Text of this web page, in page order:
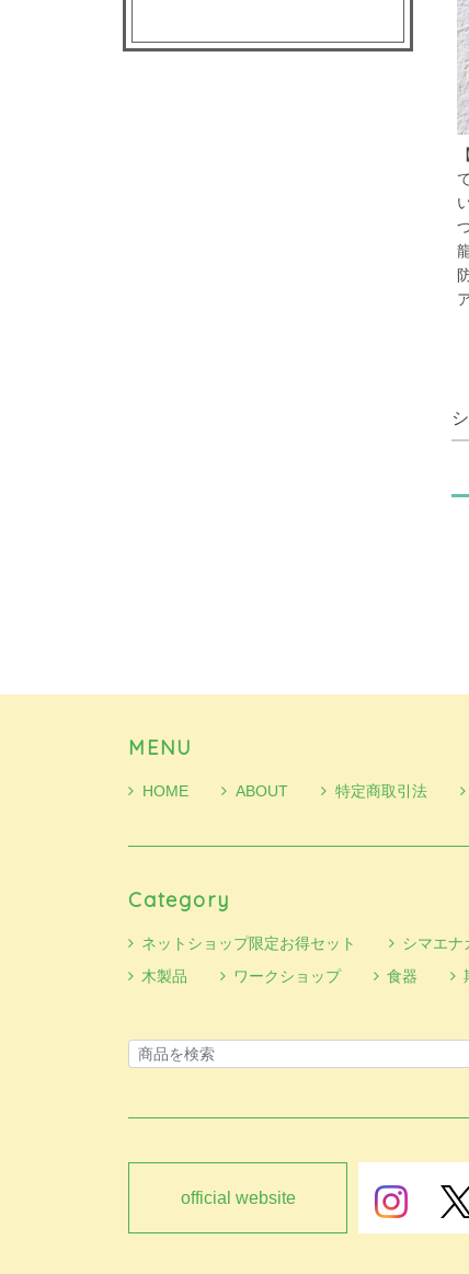
MENU
HOME ABOUT 特定商取引法
Category
ネットショップ限定お得セット シマエナ
木製品
ワークショップ 食器
official website